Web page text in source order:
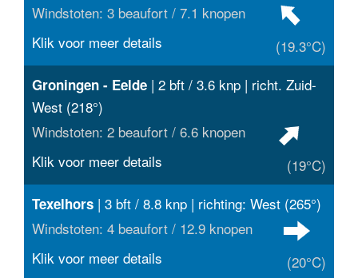
Windstoten: 3 beaufort / 7.1 knopen
(19.3°C)
Klik voor meer details
Groningen - Eelde | 2 bft / 3.6 knp | richt. Zuid-
West (218°)
Windstoten: 2 beaufort / 6.6 knopen
(19°C)
Klik voor meer details
Texelhors | 3 bft / 8.8 knp | richting: West (265°)
Windstoten: 4 beaufort / 12.9 knopen
(20°C)
Klik voor meer details